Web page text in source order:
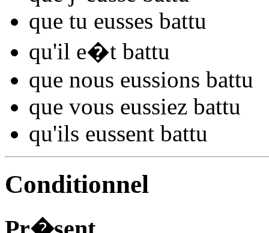
que tu eusses battu
qu'il e�t battu
que nous eussions battu
que vous eussiez battu
qu'ils eussent battu
Conditionnel